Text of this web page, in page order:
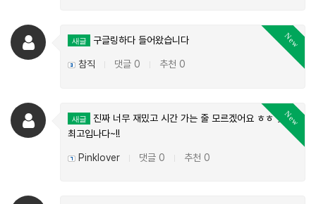
New
새글 구글링하다 들어왔습니다
참직 댓글 0 추천 0
New
새글
진짜 너무 재밌고 시간 가는 줄 모르겠어요 ㅎㅎ 핫썰
최고입나다~!!
Pinklover 댓글 0 추천 0